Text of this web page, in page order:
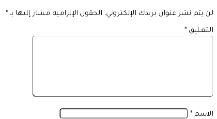
لن يتم نشر عنوان بريدك الإلكتروني. الحقول الإلزامية مشار إليها بـ *
التعليق *
الاسم *